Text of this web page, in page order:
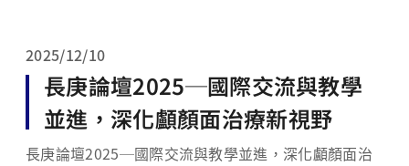
2025/12/10
長庚論壇2025─國際交流與教學
並進，深化顱顏面治療新視野
長庚論壇2025─國際交流與教學並進，深化顱顏面治